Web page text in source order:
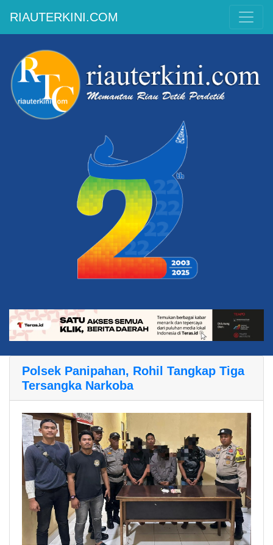
RIAUTERKINI.COM
Polsek Panipahan, Rohil Tangkap Tiga
Tersangka Narkoba